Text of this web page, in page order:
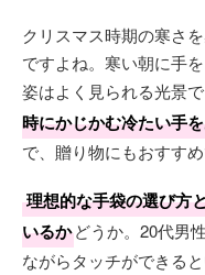
クリスマス時期の寒さ
ですよね。寒い朝に手
姿はよく見られる光景
時にかじかむ冷たい手
で、贈り物にもおすすめ
理想的な手袋の選び方
いるかどうか。20代男
ながらタッチができる